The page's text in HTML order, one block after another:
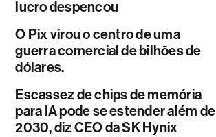
lucro despencou
O Pix virou o centro de uma
guerra comercial de bilhões de
dólares.
Escassez de chips de memória
para IA pode se estender além de
2030, diz CEO da SK Hynix